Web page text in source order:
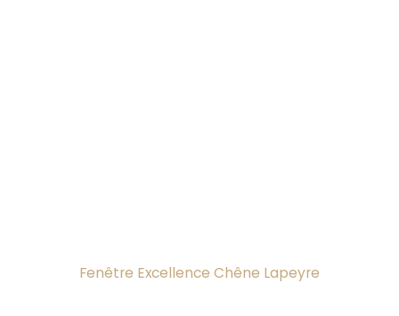
Fenêtre Excellence Chêne Lapeyre